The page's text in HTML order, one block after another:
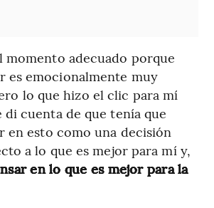
momento adecuado porque
es emocionalmente muy
lo que hizo el clic para mí
di cuenta de que tenía que
en esto como una decisión
a lo que es mejor para mí y,
en lo que es mejor para la